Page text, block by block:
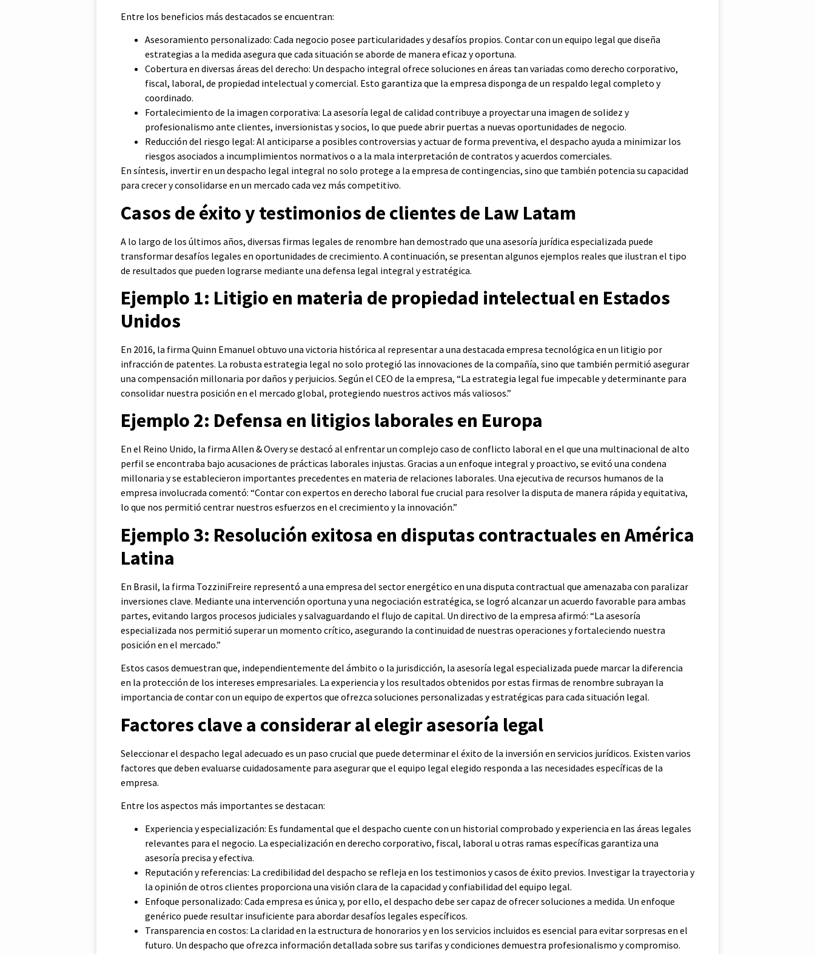
Entre los beneficios más destacados se encuentran:
Asesoramiento personalizado: Cada negocio posee particularidades y desafíos propios. Contar con un equipo legal que diseña
estrategias a la medida asegura que cada situación se aborde de manera eficaz y oportuna.
Cobertura en diversas áreas del derecho: Un despacho integral ofrece soluciones en áreas tan variadas como derecho corporativo,
fiscal, laboral, de propiedad intelectual y comercial. Esto garantiza que la empresa disponga de un respaldo legal completo y
coordinado.
Fortalecimiento de la imagen corporativa: La asesoría legal de calidad contribuye a proyectar una imagen de solidez y
profesionalismo ante clientes, inversionistas y socios, lo que puede abrir puertas a nuevas oportunidades de negocio.
Reducción del riesgo legal: Al anticiparse a posibles controversias y actuar de forma preventiva, el despacho ayuda a minimizar los
riesgos asociados a incumplimientos normativos o a la mala interpretación de contratos y acuerdos comerciales.
En síntesis, invertir en un despacho legal integral no solo protege a la empresa de contingencias, sino que también potencia su capacidad
para crecer y consolidarse en un mercado cada vez más competitivo.
Casos de éxito y testimonios de clientes de Law Latam
A lo largo de los últimos años, diversas firmas legales de renombre han demostrado que una asesoría jurídica especializada puede
transformar desafíos legales en oportunidades de crecimiento. A continuación, se presentan algunos ejemplos reales que ilustran el tipo
de resultados que pueden lograrse mediante una defensa legal integral y estratégica.
Ejemplo 1: Litigio en materia de propiedad intelectual en Estados
Unidos
En 2016, la firma Quinn Emanuel obtuvo una victoria histórica al representar a una destacada empresa tecnológica en un litigio por
infracción de patentes. La robusta estrategia legal no solo protegió las innovaciones de la compañía, sino que también permitió asegurar
una compensación millonaria por daños y perjuicios. Según el CEO de la empresa, “La estrategia legal fue impecable y determinante para
consolidar nuestra posición en el mercado global, protegiendo nuestros activos más valiosos.”
Ejemplo 2: Defensa en litigios laborales en Europa
En el Reino Unido, la firma Allen & Overy se destacó al enfrentar un complejo caso de conflicto laboral en el que una multinacional de alto
perfil se encontraba bajo acusaciones de prácticas laborales injustas. Gracias a un enfoque integral y proactivo, se evitó una condena
millonaria y se establecieron importantes precedentes en materia de relaciones laborales. Una ejecutiva de recursos humanos de la
empresa involucrada comentó: “Contar con expertos en derecho laboral fue crucial para resolver la disputa de manera rápida y equitativa,
lo que nos permitió centrar nuestros esfuerzos en el crecimiento y la innovación.”
Ejemplo 3: Resolución exitosa en disputas contractuales en América
Latina
En Brasil, la firma TozziniFreire representó a una empresa del sector energético en una disputa contractual que amenazaba con paralizar
inversiones clave. Mediante una intervención oportuna y una negociación estratégica, se logró alcanzar un acuerdo favorable para ambas
partes, evitando largos procesos judiciales y salvaguardando el flujo de capital. Un directivo de la empresa afirmó: “La asesoría
especializada nos permitió superar un momento crítico, asegurando la continuidad de nuestras operaciones y fortaleciendo nuestra
posición en el mercado.”
Estos casos demuestran que, independientemente del ámbito o la jurisdicción, la asesoría legal especializada puede marcar la diferencia
en la protección de los intereses empresariales. La experiencia y los resultados obtenidos por estas firmas de renombre subrayan la
importancia de contar con un equipo de expertos que ofrezca soluciones personalizadas y estratégicas para cada situación legal.
Factores clave a considerar al elegir asesoría legal
Seleccionar el despacho legal adecuado es un paso crucial que puede determinar el éxito de la inversión en servicios jurídicos. Existen varios
factores que deben evaluarse cuidadosamente para asegurar que el equipo legal elegido responda a las necesidades específicas de la
empresa.
Entre los aspectos más importantes se destacan:
Experiencia y especialización: Es fundamental que el despacho cuente con un historial comprobado y experiencia en las áreas legales
relevantes para el negocio. La especialización en derecho corporativo, fiscal, laboral u otras ramas específicas garantiza una
asesoría precisa y efectiva.
Reputación y referencias: La credibilidad del despacho se refleja en los testimonios y casos de éxito previos. Investigar la trayectoria y
la opinión de otros clientes proporciona una visión clara de la capacidad y confiabilidad del equipo legal.
Enfoque personalizado: Cada empresa es única y, por ello, el despacho debe ser capaz de ofrecer soluciones a medida. Un enfoque
genérico puede resultar insuficiente para abordar desafíos legales específicos.
Transparencia en costos: La claridad en la estructura de honorarios y en los servicios incluidos es esencial para evitar sorpresas en el
futuro. Un despacho que ofrezca información detallada sobre sus tarifas y condiciones demuestra profesionalismo y compromiso.